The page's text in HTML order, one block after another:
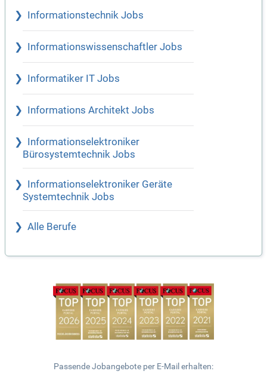
Informationstechnik Jobs
Informationswissenschaftler Jobs
Informatiker IT Jobs
Informations Architekt Jobs
Informationselektroniker
Bürosystemtechnik Jobs
Informationselektroniker Geräte
Systemtechnik Jobs
Alle Berufe
Passende Jobangebote per E-Mail erhalten: